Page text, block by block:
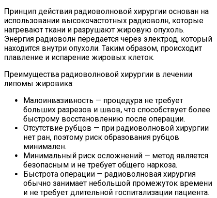
Принцип действия радиоволновой хирургии основан на
использовании высокочастотных радиоволн, которые
нагревают ткани и разрушают жировую опухоль.
Энергия радиоволн передается через электрод, который
находится внутри опухоли. Таким образом, происходит
плавление и испарение жировых клеток.
Преимущества радиоволновой хирургии в лечении
липомы жировика:
Малоинвазивность — процедура не требует
больших разрезов и швов, что способствует более
быстрому восстановлению после операции.
Отсутствие рубцов — при радиоволновой хирургии
нет ран, поэтому риск образования рубцов
минимален.
Минимальный риск осложнений — метод является
безопасным и не требует общего наркоза.
Быстрота операции — радиоволновая хирургия
обычно занимает небольшой промежуток времени
и не требует длительной госпитализации пациента.